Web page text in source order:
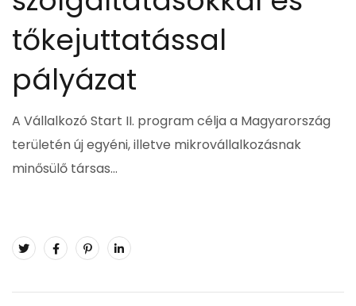
tőkejuttatással
pályázat
A Vállalkozó Start II. program célja a Magyarország
területén új egyéni, illetve mikrovállalkozásnak
minősülő társas…